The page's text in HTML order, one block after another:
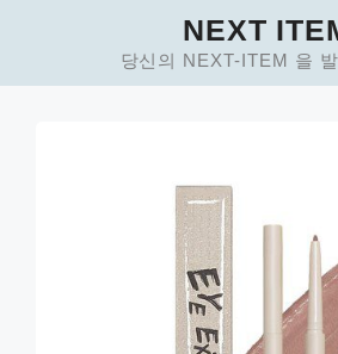
NEXT
당신의 NEXT-ITEM 을